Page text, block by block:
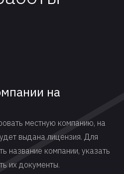
на
местную компанию, на
выдана лицензия. Для
название компании, указать
их документы.